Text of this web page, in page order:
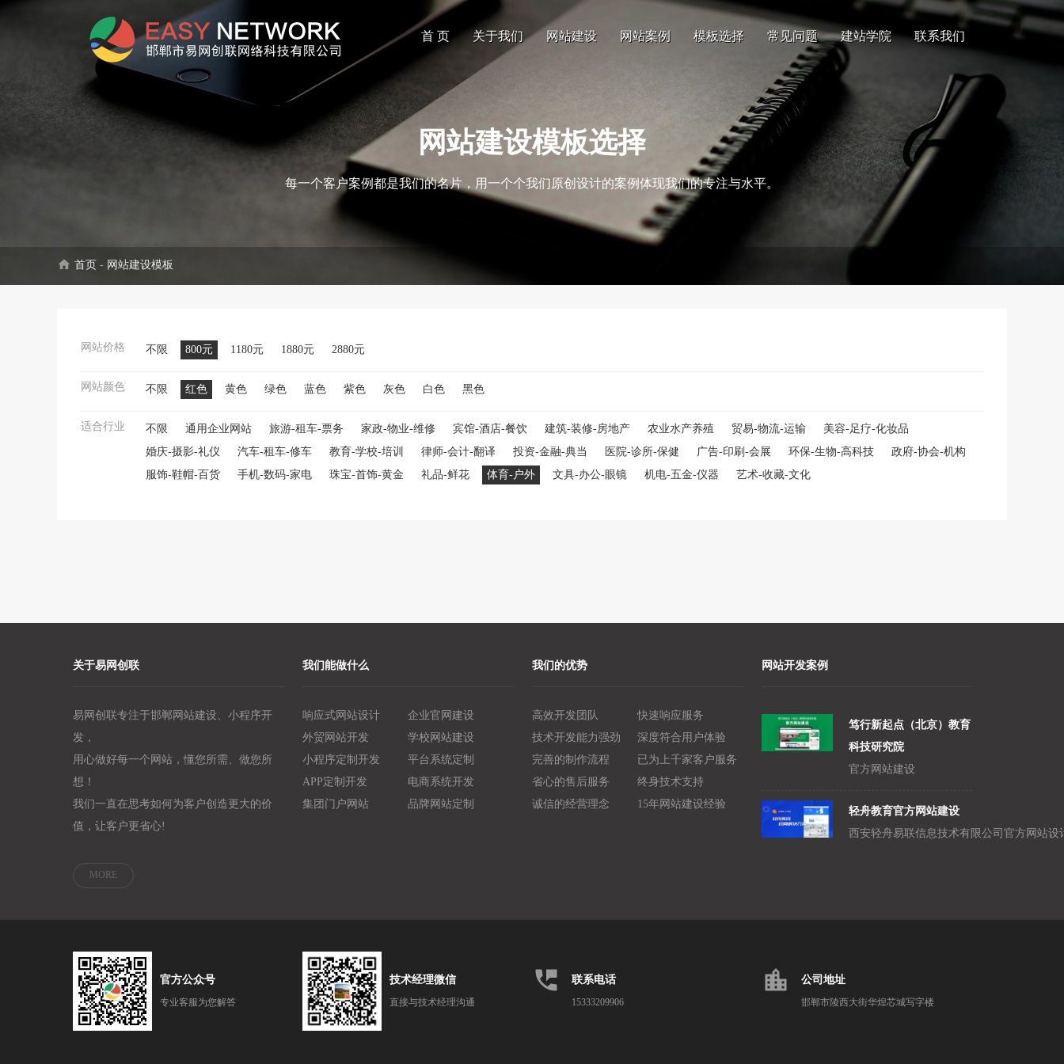
首 页 关于我们 网站建设 网站案例 模板选择 常见问题 建站学院 联系我们
网站建设模板选择
每一个客户案例都是我们的名片，用一个个我们原创设计的案例体现我们的专注与水平。
home 首页 - 网站建设模板
网站价格 不限 800元 1180元 1880元 2880元
网站颜色 不限 红色 黄色 绿色 蓝色 紫色 灰色 白色 黑色
适合行业 不限 通用企业网站 旅游-租车-票务 家政-物业-维修 宾馆-酒店-餐饮 建筑-装修-房地产 农业水产养殖 贸易-物流-运输
美容-足疗-化妆品
婚庆-摄影-礼仪
汽车-租车-修车 教育-学校-培训 律师-会计-翻译 投资-金融-典当 医院-诊所-保健 广告-印刷-会展 环保-生物-高科技
政府-协会-机构
服饰-鞋帽-百货
手机-数码-家电 珠宝-首饰-黄金 礼品-鲜花 体育-户外 文具-办公-眼镜 机电-五金-仪器 艺术-收藏-文化
关于易网创联
易网创联专注于邯郸网站建设、小程序开
发，
用心做好每一个网站，懂您所需、做您所
想！
我们一直在思考如何为客户创造更大的价
值，让客户更省心!
MORE
我们能做什么
响应式网站设计
企业官网建设
外贸网站开发
学校网站建设
小程序定制开发
平台系统定制
APP定制开发
电商系统开发
集团门户网站
品牌网站定制
我们的优势
高效开发团队
快速响应服务
技术开发能力强劲
深度符合用户体验
完善的制作流程
已为上千家客户服务
省心的售后服务
终身技术支持
诚信的经营理念
15年网站建设经验
网站开发案例
笃行新起点（北京）教育
科技研究院
官方网站建设
轻舟教育官方网站建设
官方公众号
专业客服为您解答
技术经理微信
直接与技术经理沟通
perm_phone_msg 联系电话
15333209906
location_city 公司地址
邯郸市陵西大街华煌芯城写字楼